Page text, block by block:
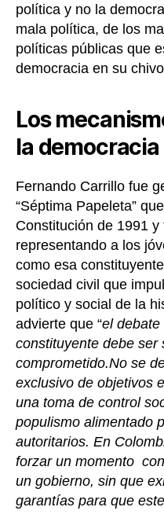
política y no la
mala política, de los
políticas públicas que
democracia en su
Los
la democracia
Fernando Carrillo fue
“Séptima Papeleta”
Constitución de 1991
representando a los
como esa
sociedad civil que
político y social de la
advierte que “el debate
constituyente debe ser
comprometido.No se
exclusivo de objetivos
una toma de control
populismo alimentado
autoritarios. En
forzar un momento
un gobierno, sin que
garantías para que